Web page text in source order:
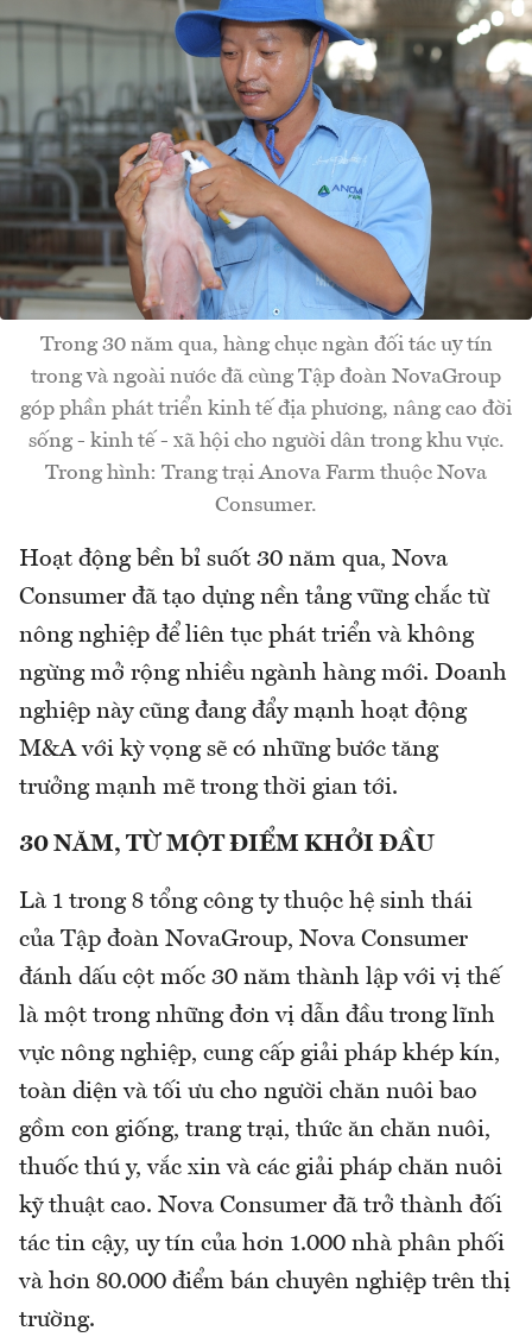
Trong 30 năm qua, hàng chục ngàn đối tác uy tín
trong và ngoài nước đã cùng Tập đoàn NovaGroup
góp phần phát triển kinh tế địa phương, nâng cao đời
sống - kinh tế - xã hội cho người dân trong khu vực.
Trong hình: Trang trại Anova Farm thuộc Nova
Consumer.
Hoạt động bền bỉ suốt 30 năm qua, Nova
Consumer đã tạo dựng nền tảng vững chắc từ
nông nghiệp để liên tục phát triển và không
ngừng mở rộng nhiều ngành hàng mới. Doanh
nghiệp này cũng đang đẩy mạnh hoạt động
M&A với kỳ vọng sẽ có những bước tăng
trưởng mạnh mẽ trong thời gian tới.
30 NĂM, TỪ MỘT ĐIỂM KHỞI ĐẦU
Là 1 trong 8 tổng công ty thuộc hệ sinh thái
của Tập đoàn NovaGroup, Nova Consumer
đánh dấu cột mốc 30 năm thành lập với vị thế
là một trong những đơn vị dẫn đầu trong lĩnh
vực nông nghiệp, cung cấp giải pháp khép kín,
toàn diện và tối ưu cho người chăn nuôi bao
gồm con giống, trang trại, thức ăn chăn nuôi,
thuốc thú y, vắc xin và các giải pháp chăn nuôi
kỹ thuật cao. Nova Consumer đã trở thành đối
tác tin cậy, uy tín của hơn 1.000 nhà phân phối
và hơn 80.000 điểm bán chuyên nghiệp trên thị
trường.